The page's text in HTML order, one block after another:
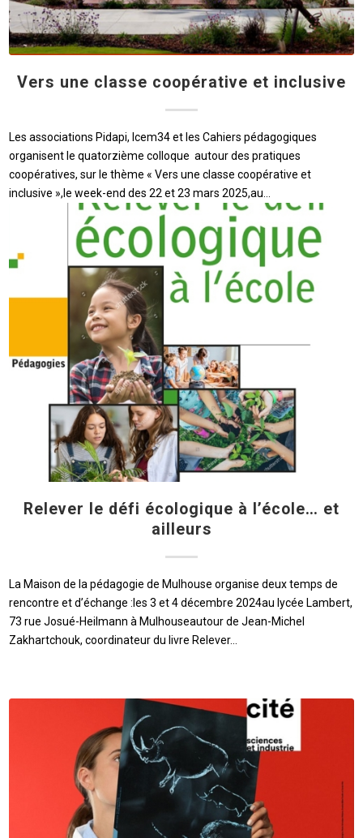
Vers une classe coopérative et inclusive
Les associations Pidapi, Icem34 et les Cahiers pédagogiques
organisent le quatorzième colloque autour des pratiques
coopératives, sur le thème « Vers une classe coopérative et
inclusive »,le week-end des 22 et 23 mars 2025,au…
Relever le défi écologique à l’école… et
ailleurs
La Maison de la pédagogie de Mulhouse organise deux temps de
rencontre et d’échange :les 3 et 4 décembre 2024au lycée Lambert,
73 rue Josué-Heilmann à Mulhouseautour de Jean-Michel
Zakhartchouk, coordinateur du livre Relever…